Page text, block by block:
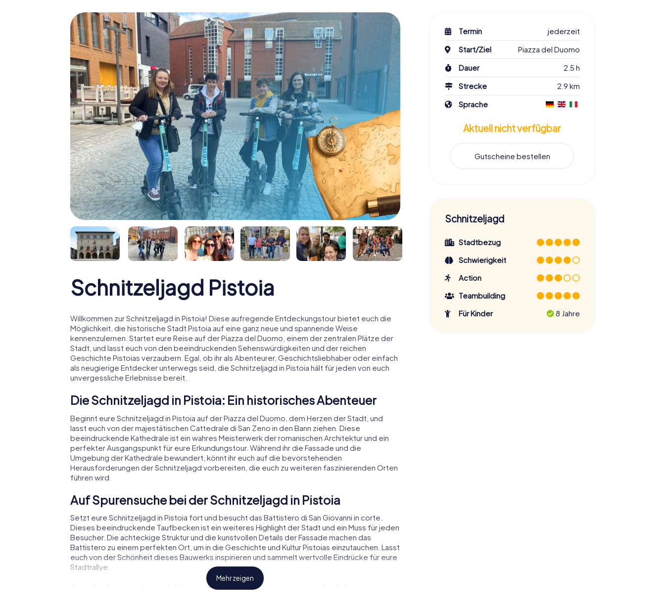
Schnitzeljagd Pistoia
Willkommen zur Schnitzeljagd in Pistoia! Diese aufregende Entdeckungstour bietet euch die
Möglichkeit, die historische Stadt Pistoia auf eine ganz neue und spannende Weise
kennenzulernen. Startet eure Reise auf der Piazza del Duomo, einem der zentralen Plätze der
Stadt, und lasst euch von den beeindruckenden Sehenswürdigkeiten und der reichen
Geschichte Pistoias verzaubern. Egal, ob ihr als Abenteurer, Geschichtsliebhaber oder einfach
als neugierige Entdecker unterwegs seid, die Schnitzeljagd in Pistoia hält für jeden von euch
unvergessliche Erlebnisse bereit.
Die Schnitzeljagd in Pistoia: Ein historisches Abenteuer
Beginnt eure Schnitzeljagd in Pistoia auf der Piazza del Duomo, dem Herzen der Stadt, und
lasst euch von der majestätischen Cattedrale di San Zeno in den Bann ziehen. Diese
beeindruckende Kathedrale ist ein wahres Meisterwerk der romanischen Architektur und ein
perfekter Ausgangspunkt für eure Erkundungstour. Während ihr die Fassade und die
Umgebung der Kathedrale bewundert, könnt ihr euch auf die bevorstehenden
Herausforderungen der Schnitzeljagd vorbereiten, die euch zu weiteren faszinierenden Orten
führen wird.
Auf Spurensuche bei der Schnitzeljagd in Pistoia
Setzt eure Schnitzeljagd in Pistoia fort und besucht das Battistero di San Giovanni in corte.
Dieses beeindruckende Taufbecken ist ein weiteres Highlight der Stadt und ein Muss für jeden
Besucher. Die achteckige Struktur und die kunstvollen Details der Fassade machen das
Battistero zu einem perfekten Ort, um in die Geschichte und Kultur Pistoias einzutauchen. Lasst
euch von der Schönheit dieses Bauwerks inspirieren und sammelt wertvolle Eindrücke für eure
Stadtrallye.
Die Schnitzeljagd führt euch zu verborgenen Schätzen
Mehr zeigen
Termin
jederzeit
Start/Ziel
Piazza del Duomo
Dauer
2.5 h
Strecke
2.9 km
Sprache
Aktuell nicht verfügbar
Gutscheine bestellen
Schnitzeljagd
Stadtbezug
Schwierigkeit
Action
Teambuilding
Für Kinder
8 Jahre